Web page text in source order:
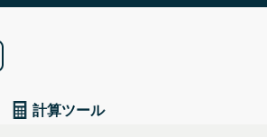
計算ツール